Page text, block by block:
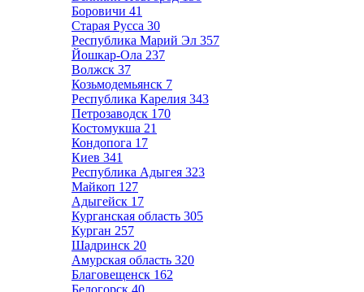
Боровичи 41
Старая Русса 30
Республика Марий Эл 357
Йошкар-Ола 237
Волжск 37
Козьмодемьянск 7
Республика Карелия 343
Петрозаводск 170
Костомукша 21
Кондопога 17
Киев 341
Республика Адыгея 323
Майкоп 127
Адыгейск 17
Курганская область 305
Курган 257
Шадринск 20
Амурская область 320
Благовещенск 162
Белогорск 40